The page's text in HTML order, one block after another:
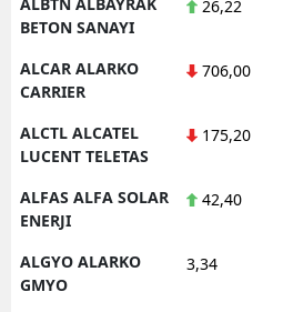
BETON SANAYI
26,22
ALCAR ALARKO
CARRIER
706,00
ALCTL ALCATEL
LUCENT TELETAS
175,20
ALFAS ALFA SOLAR
ENERJI
42,40
ALGYO ALARKO
GMYO
3,34